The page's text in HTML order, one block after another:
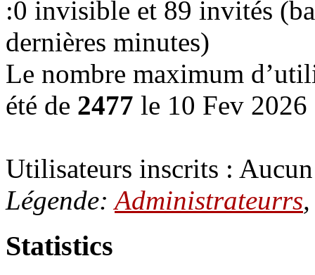
:0 invisible et 89 invités
dernières minutes)
Le nombre maximum
été de 2477 le 10 Fev
Utilisateurs inscrits :
Légende:Administrateurrs
Statistics